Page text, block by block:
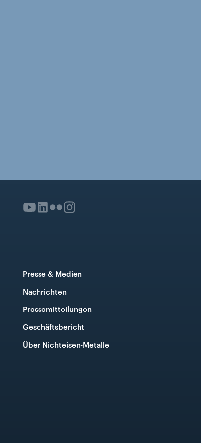
Presse & Medien
Nachrichten
Pressemitteilungen
Geschäftsbericht
Über Nichteisen-Metalle